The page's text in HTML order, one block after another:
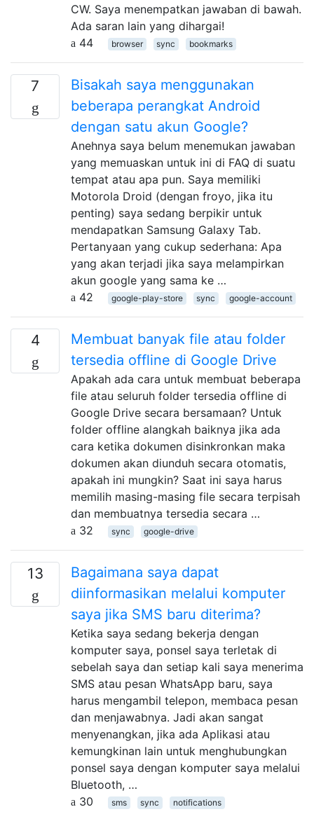
CW. Saya menempatkan jawaban di bawah.
Ada saran lain yang dihargai!
44
browser sync bookmarks
7
Bisakah saya menggunakan
beberapa perangkat Android
dengan satu akun Google?
Anehnya saya belum menemukan jawaban
yang memuaskan untuk ini di FAQ di suatu
tempat atau apa pun. Saya memiliki
Motorola Droid (dengan froyo, jika itu
penting) saya sedang berpikir untuk
mendapatkan Samsung Galaxy Tab.
Pertanyaan yang cukup sederhana: Apa
yang akan terjadi jika saya melampirkan
akun google yang sama ke …
42
google-play-store sync google-account
4
Membuat banyak file atau folder
tersedia offline di Google Drive
Apakah ada cara untuk membuat beberapa
file atau seluruh folder tersedia offline di
Google Drive secara bersamaan? Untuk
folder offline alangkah baiknya jika ada
cara ketika dokumen disinkronkan maka
dokumen akan diunduh secara otomatis,
apakah ini mungkin? Saat ini saya harus
memilih masing-masing file secara terpisah
dan membuatnya tersedia secara …
32
sync google-drive
13
Bagaimana saya dapat
diinformasikan melalui komputer
saya jika SMS baru diterima?
Ketika saya sedang bekerja dengan
komputer saya, ponsel saya terletak di
sebelah saya dan setiap kali saya menerima
SMS atau pesan WhatsApp baru, saya
harus mengambil telepon, membaca pesan
dan menjawabnya. Jadi akan sangat
menyenangkan, jika ada Aplikasi atau
kemungkinan lain untuk menghubungkan
ponsel saya dengan komputer saya melalui
Bluetooth, …
30
sms sync notifications